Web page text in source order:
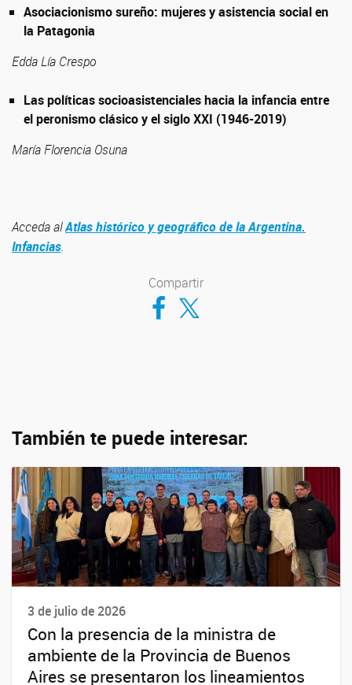
Asociacionismo sureño: mujeres y asistencia social en
la Patagonia
Edda Lía Crespo
Las políticas socioasistenciales hacia la infancia entre
el peronismo clásico y el siglo XXI (1946-2019)
María Florencia Osuna
Acceda alAtlas histórico y geográfico de la Argentina.
Infancias.
Compartir
Compartir en Facebook
Compartir en Twitter
También te puede interesar:
3 de julio de 2026
Con la presencia de la ministra de
ambiente de la Provincia de Buenos
Aires se presentaron los lineamientos